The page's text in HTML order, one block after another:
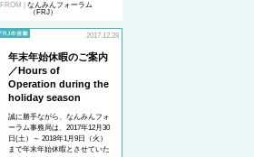
FROM | なんみんフォーラム
（FRJ）
2017.12.28
年末年始休暇のご案内
／Hours of
Operation during the
holiday season
誠に勝手ながら、なんみんフォ
ーラム事務局は、2017年12月30
日(土）～ 2018年1月9日（火）
まで年末年始休暇とさせていた